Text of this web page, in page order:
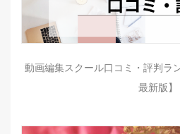
動画編集スクール口コミ・評判ラ
最新版】